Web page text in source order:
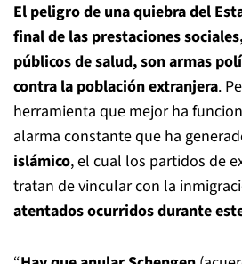
El peligro de una quiebra del
final de las prestaciones
públicos de salud, son armas
contra la población extranjera.
herramienta que mejor ha
alarma constante que ha
islámico, el cual los partidos de
tratan de vincular con la
atentados ocurridos durante